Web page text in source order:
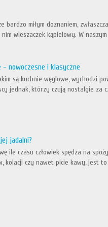
bardzo miłym doznaniem,
wieszaczek kąpielowy. W
- nowoczesne i klasyczne
są kuchnie węglowe, wychodzi
jednak, którzy czują nostalgie za
jadalni?
ile czasu człowiek spędza na
kolacji czy nawet picie kawy, jest